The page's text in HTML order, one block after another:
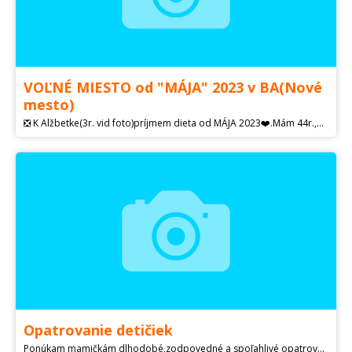
VOĽNÉ MIESTO od "MÁJA" 2023 v BA(Nové
mesto)
❎ K Alžbetke(3r. vid foto)príjmem dieta od MÁJA 2023❤️.Mám 44r.,2-školopovinné deti, 14ročné skúsenosti(vid foto) s opatrovaním detí na živnosť. Domáca strava, individualnejší, ľudskejší prístup a žiadna chorobnosť(minimálna), rôzne paušály...Príklad 7-9h/mesiac-520e so stravou. Od ÚPSVaR preplácanie. Blízko PIONIERSKA ULICA, RAČIANSKE MÝTO,VIVO,HLAVNA STANICA...atď.Na celé doobedie chodíme von.Tešíme sa na teba:).
Opatrovanie detičiek
Ponúkam mamičkám dlhodobé,zodpovedné a spoľahlivé opatrovanie vašich ratolestí.Som tu pre nich každý deň aj víkendy,celý deň aj na noc.Opatrujem detičky vo veku od 1 roka.Detičky majú pri mne všetko celodenný program,stravu pitný režim ja sama mám deti takže mám 23 ročnú skúsenosť,som spoľahlivá a zodpovedná budem rada ak sa mi ozvete